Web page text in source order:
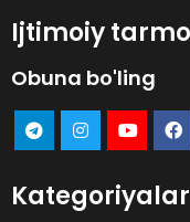
Ijtimoiy
Obuna bo'ling